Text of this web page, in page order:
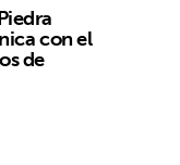
con el
de